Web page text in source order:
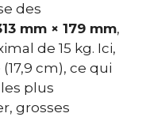
des
mm × 179 mm,
de 15 kg. Ici,
cm), ce qui
plus
grosses